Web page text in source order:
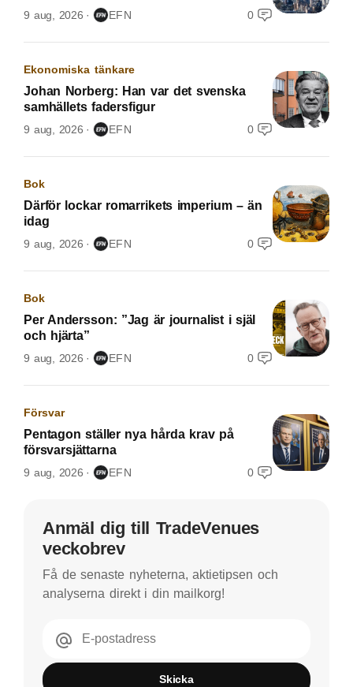
9 aug, 2026 EFN 0
Ekonomiska tänkare
Johan Norberg: Han var det svenska
samhällets fadersfigur
9 aug, 2026 EFN 0
Bok
Därför lockar romarrikets imperium – än
idag
9 aug, 2026 EFN 0
Bok
Per Andersson: ”Jag är journalist i själ
och hjärta”
9 aug, 2026 EFN 0
Försvar
Pentagon ställer nya hårda krav på
försvarsjättarna
9 aug, 2026 EFN 0
Anmäl dig till TradeVenues
veckobrev
Få de senaste nyheterna, aktietipsen och
analyserna direkt i din mailkorg!
E-postadress
Skicka